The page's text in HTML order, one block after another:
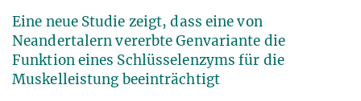
Eine neue Studie zeigt, dass eine von
Neandertalern vererbte Genvariante die
Funktion eines Schlüsselenzyms für die
Muskelleistung beeinträchtigt